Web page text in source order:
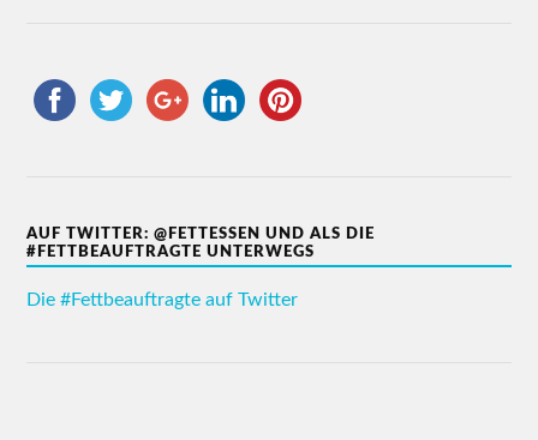
AUF TWITTER: @FETTESSEN UND ALS DIE
#FETTBEAUFTRAGTE UNTERWEGS
Die #Fettbeauftragte auf Twitter